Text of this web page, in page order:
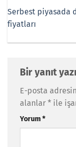
Serbest piyasada
fiyatları
Bir yanıt
E-posta
alanlar * ile
Yorum*